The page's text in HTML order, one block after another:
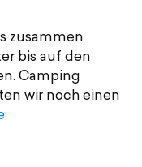
zusammen
bis auf den
Camping
wir noch einen